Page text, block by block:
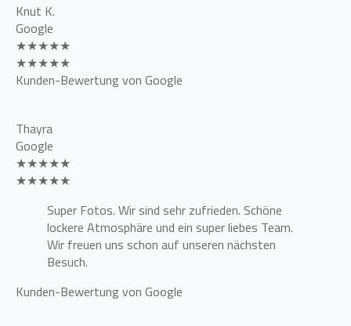
Knut K.
Google
★★★★★
★★★★★
Kunden-Bewertung von Google
Thayra
Google
★★★★★
★★★★★
Super Fotos. Wir sind sehr zufrieden. Schöne
lockere Atmosphäre und ein super liebes Team.
Wir freuen uns schon auf unseren nächsten
Besuch.
Kunden-Bewertung von Google